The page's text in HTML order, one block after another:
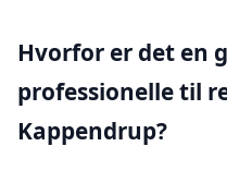
Hvorfor er det en
professionelle til
Kappendrup?